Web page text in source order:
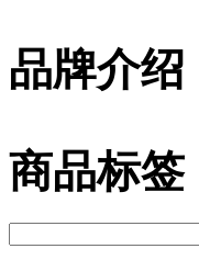
品牌介绍
商品标签